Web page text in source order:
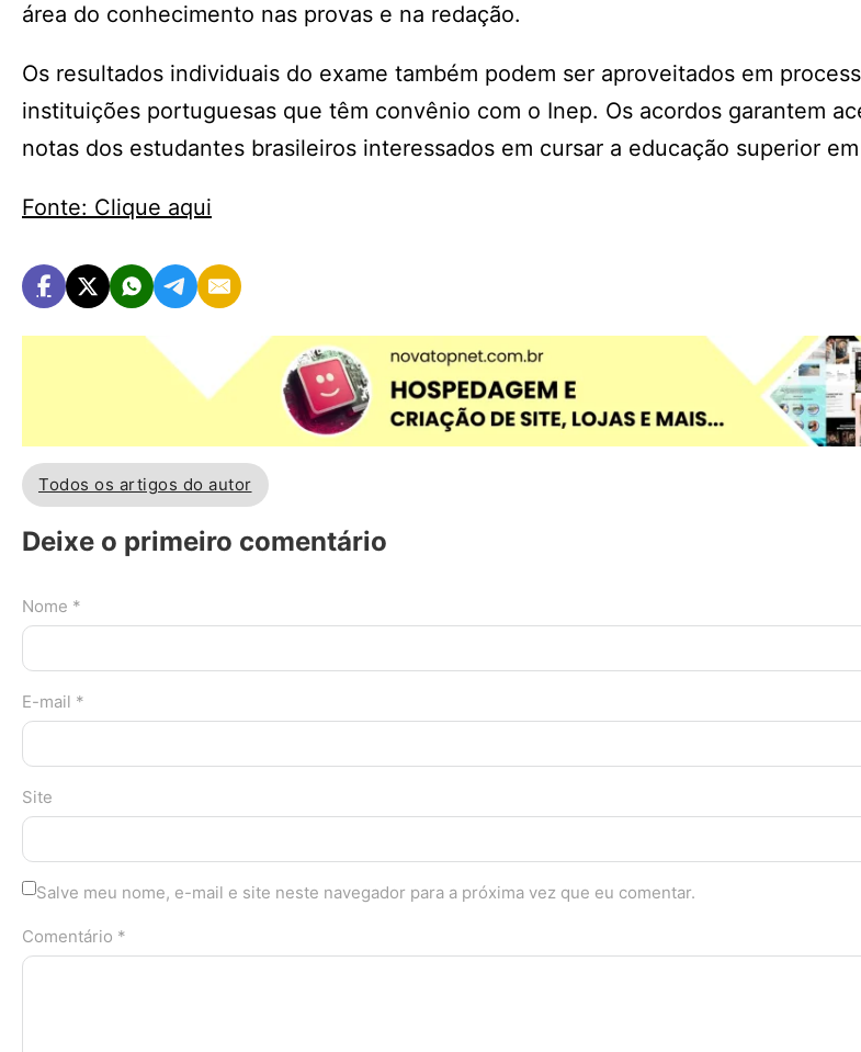
área do conhecimento nas provas e na redação.
Os resultados individuais do exame também podem ser aproveitados em
instituições portuguesas que têm convênio com o Inep. Os acordos garantem
notas dos estudantes brasileiros interessados em cursar a educação superior
Fonte: Clique aqui
Todos os artigos do autor
Deixe o primeiro comentário
Nome *
E-mail *
Site
Salve meu nome, e-mail e site neste navegador para a próxima vez que eu comentar.
Comentário *